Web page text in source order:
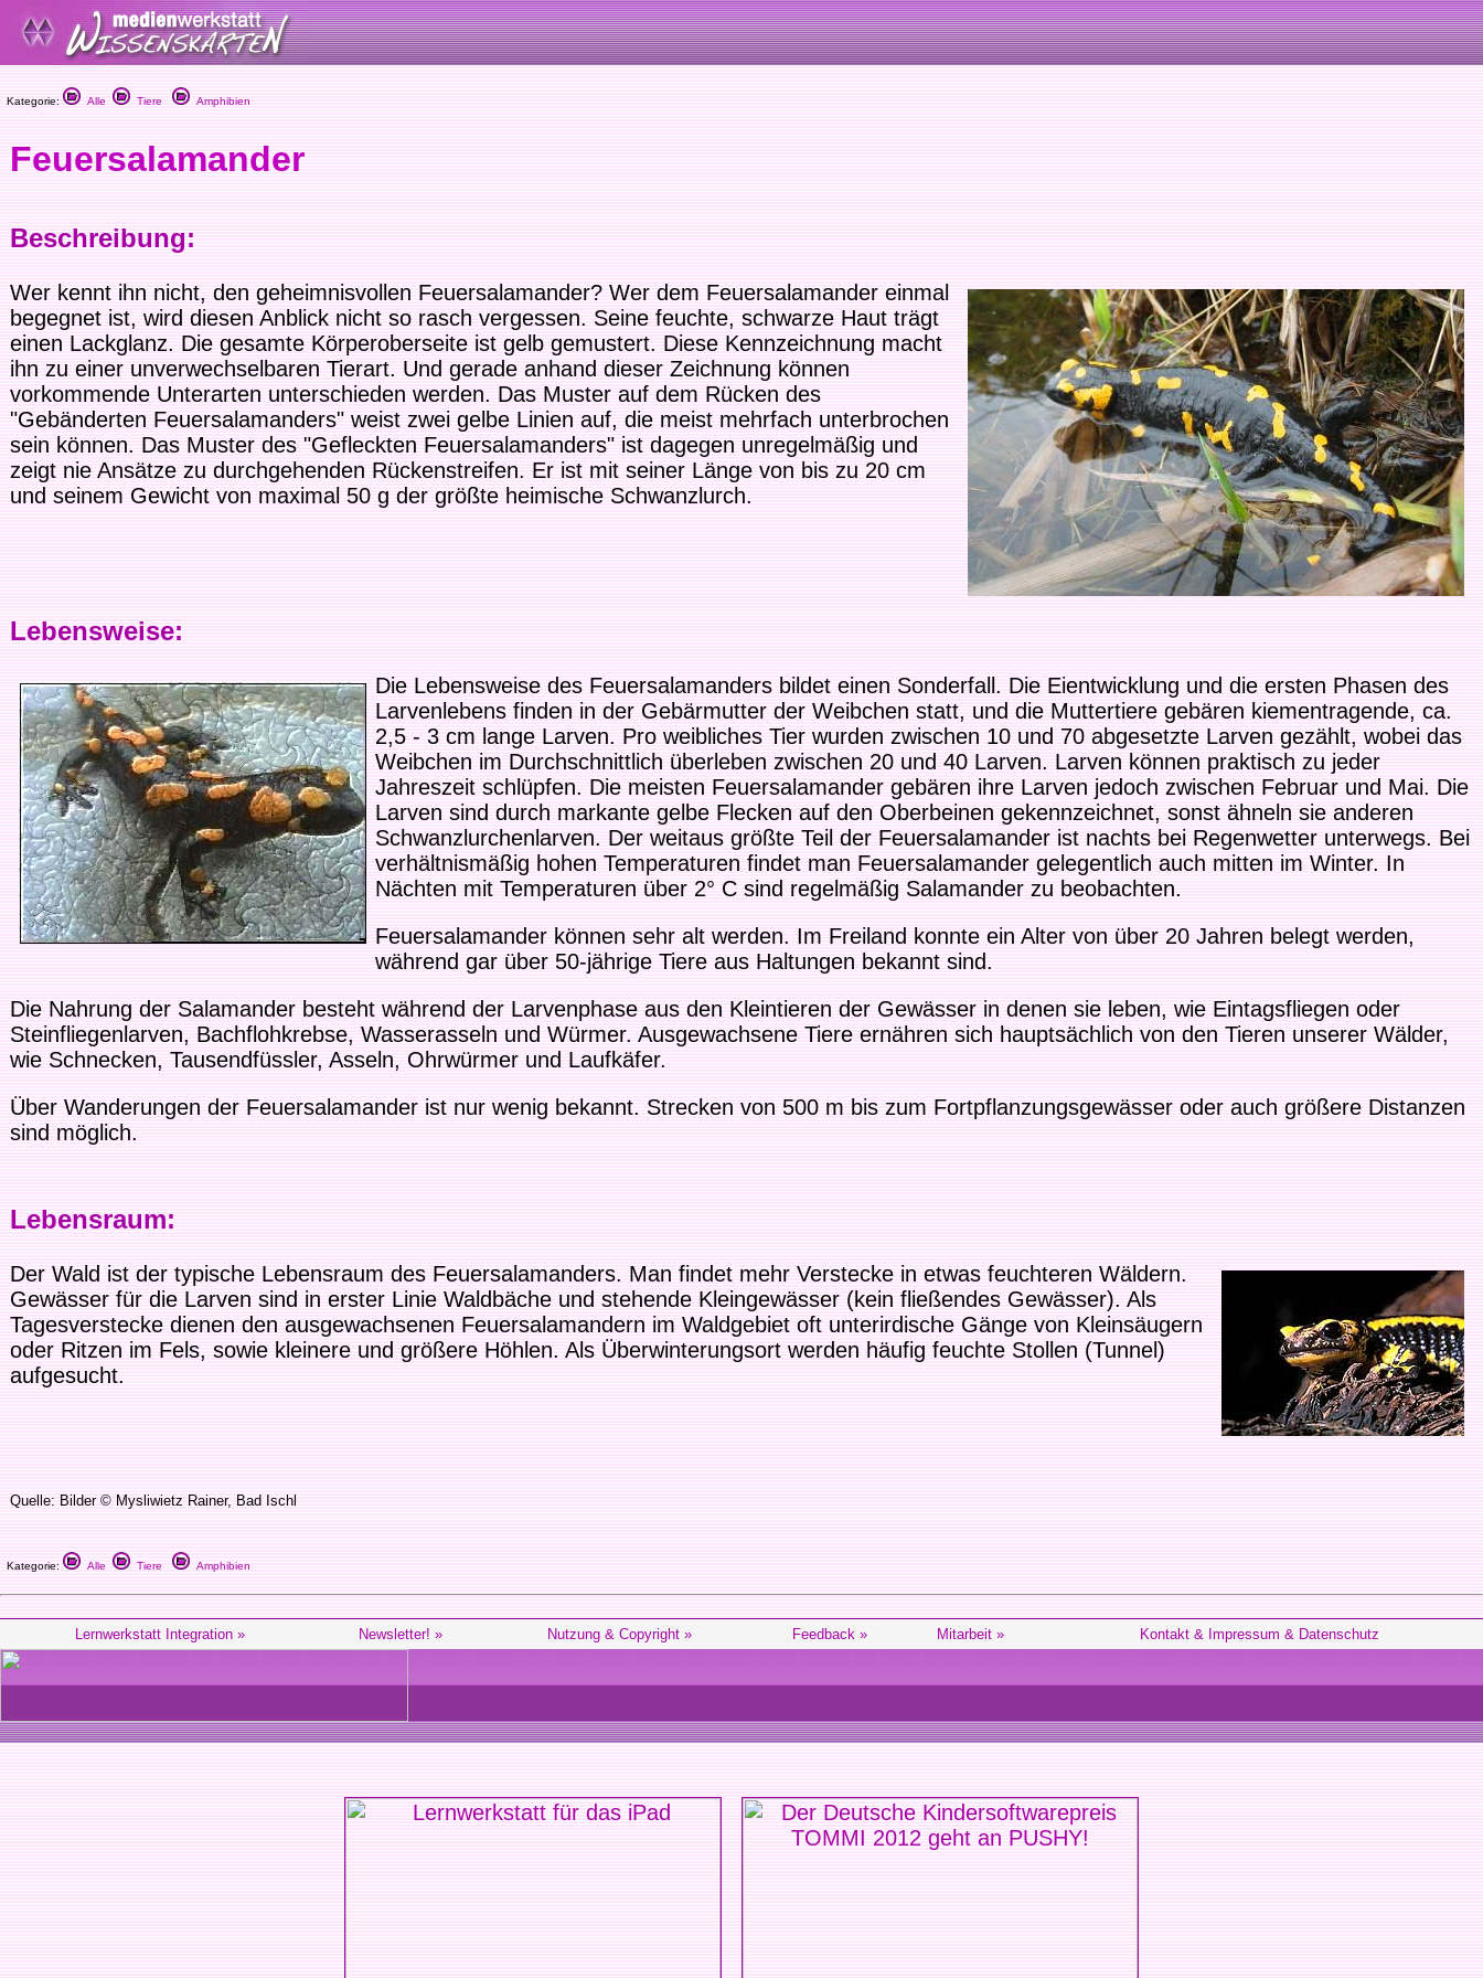
Kategorie: Alle Tiere Amphibien
Feuersalamander
Beschreibung:
Wer kennt ihn nicht, den geheimnisvollen Feuersalamander? Wer dem Feuersalamander einmal
begegnet ist, wird diesen Anblick nicht so rasch vergessen. Seine feuchte, schwarze Haut trägt
einen Lackglanz. Die gesamte Körperoberseite ist gelb gemustert. Diese Kennzeichnung macht
ihn zu einer unverwechselbaren Tierart. Und gerade anhand dieser Zeichnung können
vorkommende Unterarten unterschieden werden. Das Muster auf dem Rücken des
"Gebänderten Feuersalamanders" weist zwei gelbe Linien auf, die meist mehrfach unterbrochen
sein können. Das Muster des "Gefleckten Feuersalamanders" ist dagegen unregelmäßig und
zeigt nie Ansätze zu durchgehenden Rückenstreifen. Er ist mit seiner Länge von bis zu 20 cm
und seinem Gewicht von maximal 50 g der größte heimische Schwanzlurch.
Lebensweise:
Die Lebensweise des Feuersalamanders bildet einen Sonderfall. Die Eientwicklung und die ersten Phasen des
Larvenlebens finden in der Gebärmutter der Weibchen statt, und die Muttertiere gebären kiementragende, ca.
2,5 - 3 cm lange Larven. Pro weibliches Tier wurden zwischen 10 und 70 abgesetzte Larven gezählt, wobei das
Weibchen im Durchschnittlich überleben zwischen 20 und 40 Larven. Larven können praktisch zu jeder
Jahreszeit schlüpfen. Die meisten Feuersalamander gebären ihre Larven jedoch zwischen Februar und Mai. Die
Larven sind durch markante gelbe Flecken auf den Oberbeinen gekennzeichnet, sonst ähneln sie anderen
Schwanzlurchenlarven. Der weitaus größte Teil der Feuersalamander ist nachts bei Regenwetter unterwegs. Bei
verhältnismäßig hohen Temperaturen findet man Feuersalamander gelegentlich auch mitten im Winter. In
Nächten mit Temperaturen über 2° C sind regelmäßig Salamander zu beobachten.
Feuersalamander können sehr alt werden. Im Freiland konnte ein Alter von über 20 Jahren belegt werden,
während gar über 50-jährige Tiere aus Haltungen bekannt sind.
Die Nahrung der Salamander besteht während der Larvenphase aus den Kleintieren der Gewässer in denen sie leben, wie Eintagsfliegen oder
Steinfliegenlarven, Bachflohkrebse, Wasserasseln und Würmer. Ausgewachsene Tiere ernähren sich hauptsächlich von den Tieren unserer Wälder,
wie Schnecken, Tausendfüssler, Asseln, Ohrwürmer und Laufkäfer.
Über Wanderungen der Feuersalamander ist nur wenig bekannt. Strecken von 500 m bis zum Fortpflanzungsgewässer oder auch größere Distanzen
sind möglich.
Lebensraum:
Der Wald ist der typische Lebensraum des Feuersalamanders. Man findet mehr Verstecke in etwas feuchteren Wäldern.
Gewässer für die Larven sind in erster Linie Waldbäche und stehende Kleingewässer (kein fließendes Gewässer). Als
Tagesverstecke dienen den ausgewachsenen Feuersalamandern im Waldgebiet oft unterirdische Gänge von Kleinsäugern
oder Ritzen im Fels, sowie kleinere und größere Höhlen. Als Überwinterungsort werden häufig feuchte Stollen (Tunnel)
aufgesucht.
Quelle: Bilder © Mysliwietz Rainer, Bad Ischl
Kategorie: Alle Tiere Amphibien
Lernwerkstatt Integration » Newsletter! » Nutzung & Copyright » Feedback » Mitarbeit » Kontakt & Impressum & Datenschutz